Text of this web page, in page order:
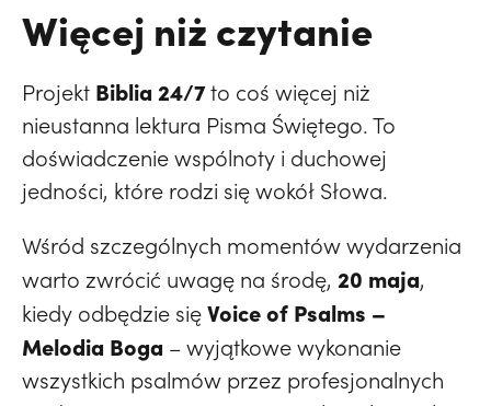
Więcej niż czytanie
Projekt Biblia 24/7to coś więcej niż
nieustanna lektura Pisma Świętego. To
doświadczenie wspólnoty i duchowej
jedności, które rodzi się wokół Słowa.
Wśród szczególnych momentów wydarzenia
warto zwrócić uwagę na środę, 20 maja,
kiedy odbędzie sięVoice of Psalms –
Melodia Boga – wyjątkowe wykonanie
wszystkich psalmów przez profesjonalnych